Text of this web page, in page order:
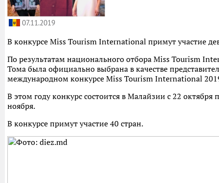
07.11.2019
В конкурсе Miss Tourism International примут участие
По результатам национального отбора Miss Tourism
Тома была официально выбрана в качестве
международном конкурсе Miss Tourism International
В этом году конкурс состоится в Малайзии с 22
ноября.
В конкурсе примут участие 40 стран.